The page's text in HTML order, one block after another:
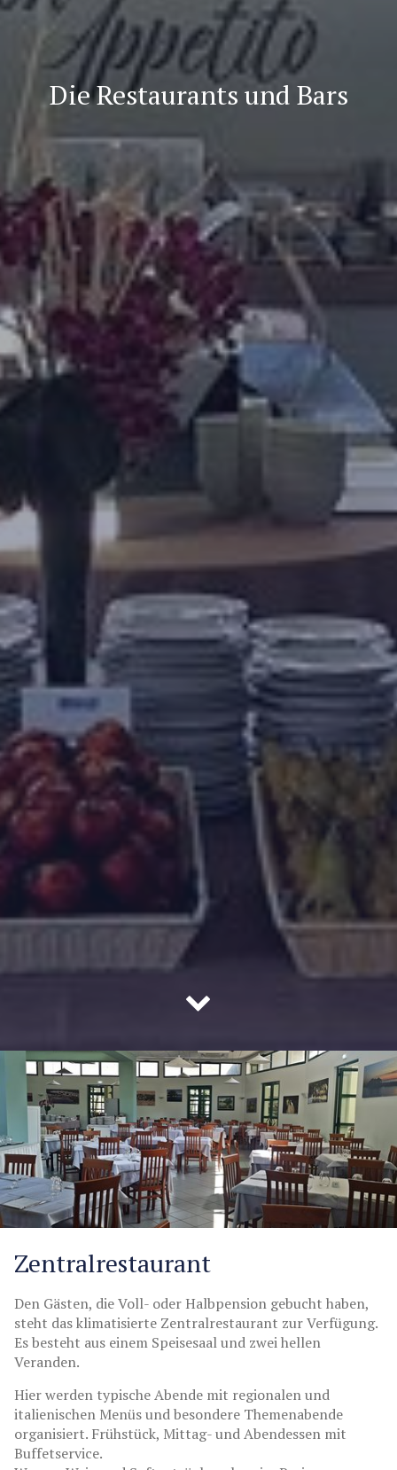
Die Restaurants und Bars
Zentralrestaurant
Den Gästen, die Voll- oder Halbpension gebucht haben,
steht das klimatisierte Zentralrestaurant zur Verfügung.
Es besteht aus einem Speisesaal und zwei hellen
Veranden.
Hier werden typische Abende mit regionalen und
italienischen Menüs und besondere Themenabende
organisiert. Frühstück, Mittag- und Abendessen mit
Buffetservice.